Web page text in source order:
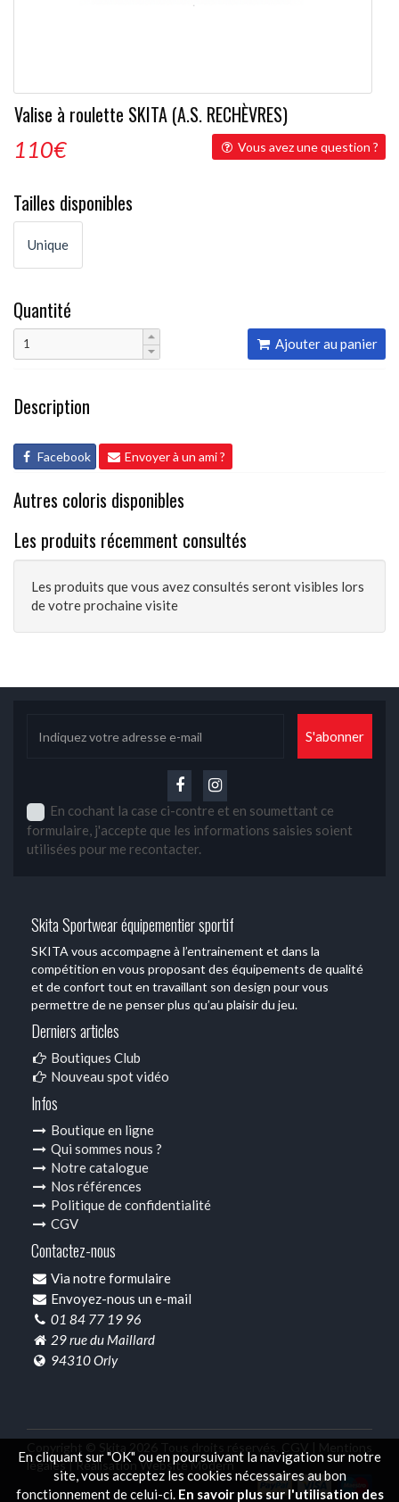
En cliquant sur "OK" ou en poursuivant la navigation sur notre
site, vous acceptez les cookies nécessaires au bon
fonctionnement de celui-ci. En savoir plus sur l'utilisation des
Valise à roulette SKITA (A.S. RECHÈVRES)
Vous avez une question ?
110€
Tailles disponibles
Unique
Quantité
Ajouter au panier
Description
Facebook Envoyer à un ami ?
Autres coloris disponibles
Les produits récemment consultés
Les produits que vous avez consultés seront visibles lors
de votre prochaine visite
En cochant la case ci-contre et en soumettant ce
formulaire, j'accepte que les informations saisies soient
utilisées pour me recontacter.
Skita Sportwear équipementier sportif
SKITA vous accompagne à l’entrainement et dans la
compétition en vous proposant des équipements de qualité
et de confort tout en travaillant son design pour vous
permettre de ne penser plus qu’au plaisir du jeu.
Derniers articles
Boutiques Club
Nouveau spot vidéo
Infos
Boutique en ligne
Qui sommes nous ?
Notre catalogue
Nos références
Politique de confidentialité
CGV
Contactez-nous
Via notre formulaire
Envoyez-nous un e-mail
01 84 77 19 96
29 rue du Maillard
94310 Orly
légales |Réalisation Website Modern